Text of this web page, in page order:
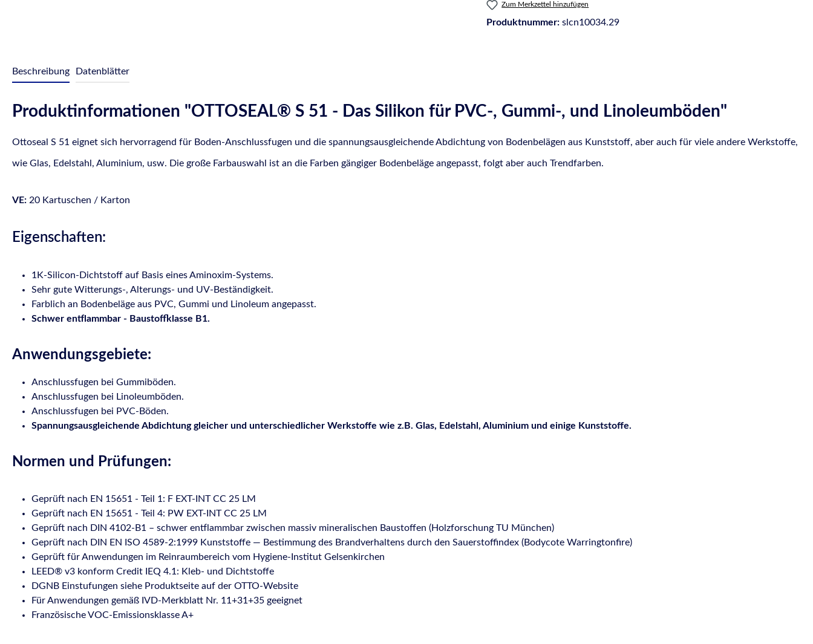
Zum Merkzettel hinzufügen
Produktnummer: slcn10034.29
Beschreibung Datenblätter
Produktinformationen "OTTOSEAL® S 51 - Das Silikon für PVC-, Gummi-, und Linoleumböden"
Ottoseal S 51 eignet sich hervorragend für Boden-Anschlussfugen und die spannungsausgleichende Abdichtung von Bodenbelägen aus Kunststoff, aber auch für viele andere Werkstoffe,
wie Glas, Edelstahl, Aluminium, usw. Die große Farbauswahl ist an die Farben gängiger Bodenbeläge angepasst, folgt aber auch Trendfarben.
VE: 20 Kartuschen / Karton
Eigenschaften:
1K-Silicon-Dichtstoff auf Basis eines Aminoxim-Systems.
Sehr gute Witterungs-, Alterungs- und UV-Beständigkeit.
Farblich an Bodenbeläge aus PVC, Gummi und Linoleum angepasst.
Schwer entflammbar - Baustoffklasse B1.
Anwendungsgebiete:
Anschlussfugen bei Gummiböden.
Anschlussfugen bei Linoleumböden.
Anschlussfugen bei PVC-Böden.
Spannungsausgleichende Abdichtung gleicher und unterschiedlicher Werkstoffe wie z.B. Glas, Edelstahl, Aluminium und einige Kunststoffe.
Normen und Prüfungen:
Geprüft nach EN 15651 - Teil 1: F EXT-INT CC 25 LM
Geprüft nach EN 15651 - Teil 4: PW EXT-INT CC 25 LM
Geprüft nach DIN 4102-B1 – schwer entflammbar zwischen massiv mineralischen Baustoffen (Holzforschung TU München)
Geprüft nach DIN EN ISO 4589-2:1999 Kunststoffe — Bestimmung des Brandverhaltens durch den Sauerstoffindex (Bodycote Warringtonfire)
Geprüft für Anwendungen im Reinraumbereich vom Hygiene-Institut Gelsenkirchen
LEED® v3 konform Credit IEQ 4.1: Kleb- und Dichtstoffe
DGNB Einstufungen siehe Produktseite auf der OTTO-Website
Für Anwendungen gemäß IVD-Merkblatt Nr. 11+31+35 geeignet
Französische VOC-Emissionsklasse A+